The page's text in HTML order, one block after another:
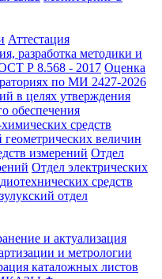
Аттестация
разработка методики и
Р 8.568 - 2017 Оценка
по МИ 2427-2026
в целях утверждения
обеспечения
средств
величин
измерений Отдел
Отдел электрических
средств
отдел
и актуализация
и метрологии
каталожных листов